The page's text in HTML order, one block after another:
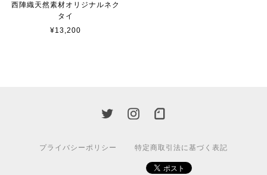
西陣織天然素材オリジナルネク
タイ
¥13,200
プライバシーポリシー 特定商取引法に基づく表記